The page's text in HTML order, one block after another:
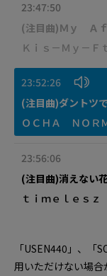
23:47:50
(注目曲)Ｍｙ Ａ
Ｋｉｓ－Ｍｙ－Ｆ
23:52:26
(注目曲)ダントツ
ＯＣＨＡ ＮＯＲ
23:56:06
(注目曲)消えない
ｔｉｍｅｌｅｓｚ
「USEN440」、「
用いただけない場合